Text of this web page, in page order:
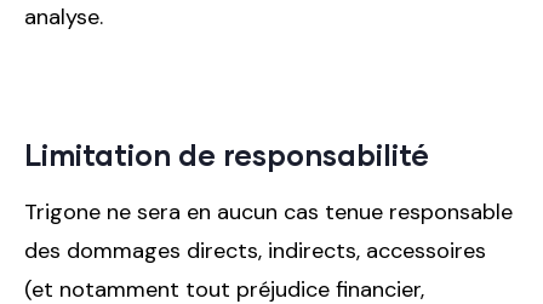
analyse.
Limitation de responsabilité
Trigone ne sera en aucun cas tenue responsable
des dommages directs, indirects, accessoires
(et notamment tout préjudice financier,